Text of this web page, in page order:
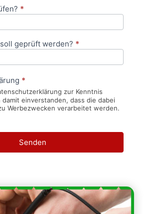
*
geprüft werden? *
*
zur Kenntnis
einverstanden, dass die dabei
Werbezwecken verarbeitet werden.
Senden